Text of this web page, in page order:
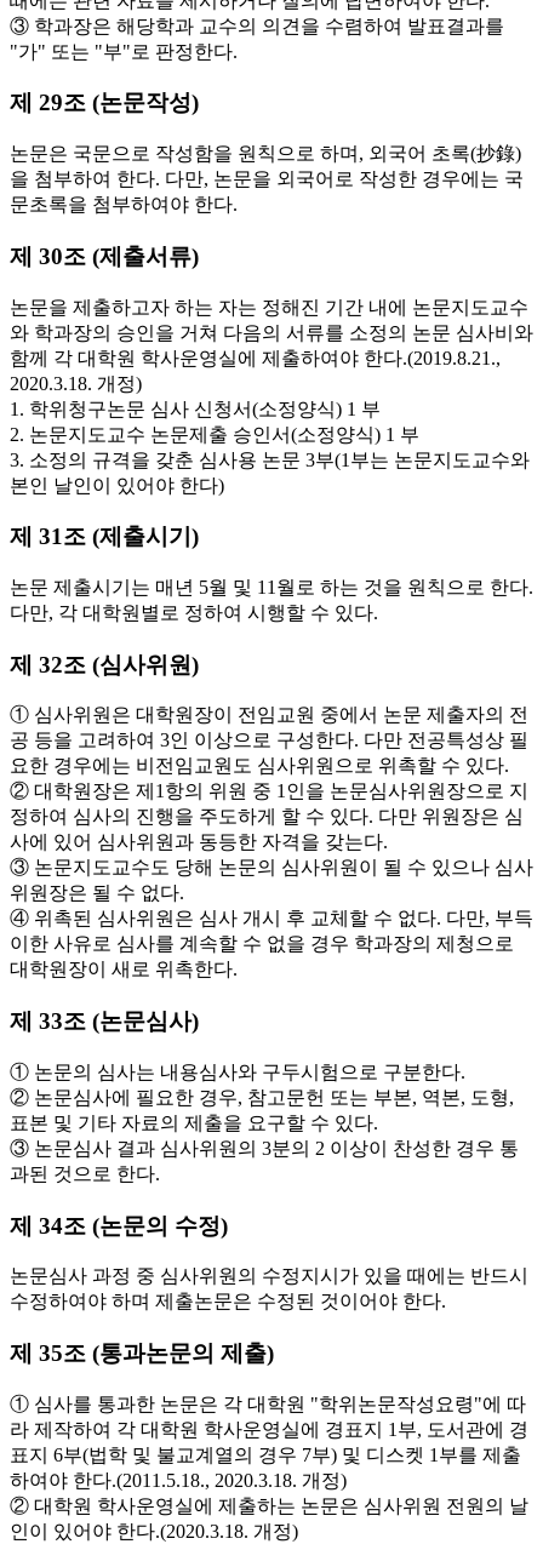
③ 학과장은 해당학과 교수의 의견을 수렴하여 발표결과를
"가" 또는 "부"로 판정한다.
제 29조 (논문작성)
논문은 국문으로 작성함을 원칙으로 하며, 외국어 초록(抄錄)
을 첨부하여 한다. 다만, 논문을 외국어로 작성한 경우에는 국
문초록을 첨부하여야 한다.
제 30조 (제출서류)
논문을 제출하고자 하는 자는 정해진 기간 내에 논문지도교수
와 학과장의 승인을 거쳐 다음의 서류를 소정의 논문 심사비와
함께 각 대학원 학사운영실에 제출하여야 한다.(2019.8.21.,
2020.3.18. 개정)
1. 학위청구논문 심사 신청서(소정양식) 1 부
2. 논문지도교수 논문제출 승인서(소정양식) 1 부
3. 소정의 규격을 갖춘 심사용 논문 3부(1부는 논문지도교수와
본인 날인이 있어야 한다)
제 31조 (제출시기)
논문 제출시기는 매년 5월 및 11월로 하는 것을 원칙으로 한다.
다만, 각 대학원별로 정하여 시행할 수 있다.
제 32조 (심사위원)
① 심사위원은 대학원장이 전임교원 중에서 논문 제출자의 전
공 등을 고려하여 3인 이상으로 구성한다. 다만 전공특성상 필
요한 경우에는 비전임교원도 심사위원으로 위촉할 수 있다.
② 대학원장은 제1항의 위원 중 1인을 논문심사위원장으로 지
정하여 심사의 진행을 주도하게 할 수 있다. 다만 위원장은 심
사에 있어 심사위원과 동등한 자격을 갖는다.
③ 논문지도교수도 당해 논문의 심사위원이 될 수 있으나 심사
위원장은 될 수 없다.
④ 위촉된 심사위원은 심사 개시 후 교체할 수 없다. 다만, 부득
이한 사유로 심사를 계속할 수 없을 경우 학과장의 제청으로
대학원장이 새로 위촉한다.
제 33조 (논문심사)
① 논문의 심사는 내용심사와 구두시험으로 구분한다.
② 논문심사에 필요한 경우, 참고문헌 또는 부본, 역본, 도형,
표본 및 기타 자료의 제출을 요구할 수 있다.
③ 논문심사 결과 심사위원의 3분의 2 이상이 찬성한 경우 통
과된 것으로 한다.
제 34조 (논문의 수정)
논문심사 과정 중 심사위원의 수정지시가 있을 때에는 반드시
수정하여야 하며 제출논문은 수정된 것이어야 한다.
제 35조 (통과논문의 제출)
① 심사를 통과한 논문은 각 대학원 "학위논문작성요령"에 따
라 제작하여 각 대학원 학사운영실에 경표지 1부, 도서관에 경
표지 6부(법학 및 불교계열의 경우 7부) 및 디스켓 1부를 제출
하여야 한다.(2011.5.18., 2020.3.18. 개정)
② 대학원 학사운영실에 제출하는 논문은 심사위원 전원의 날
인이 있어야 한다.(2020.3.18. 개정)